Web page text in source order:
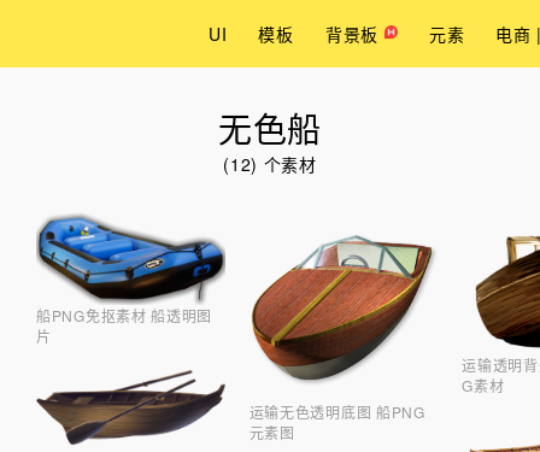
UI 模板 背景板 元素 电商
无色船
(12) 个素材
船PNG免抠素材 船透明图
片
运输无色透明底图 船PNG
元素图
运输透明
G素材